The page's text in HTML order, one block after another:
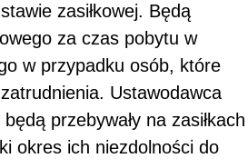
zasiłkowej. Będą
za czas pobytu w
w przypadku osób, które
Ustawodawca
przebywały na zasiłkach
okres ich niezdolności do